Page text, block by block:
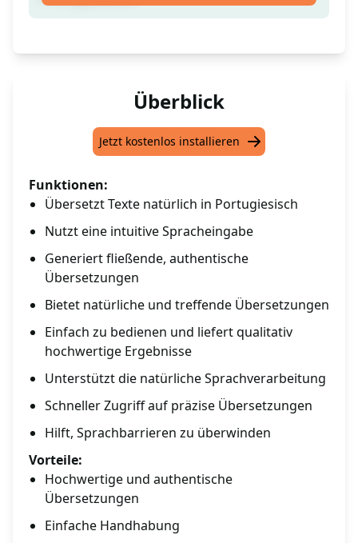
Überblick
Jetzt kostenlos installieren
Funktionen:
Übersetzt Texte natürlich in Portugiesisch
Nutzt eine intuitive Spracheingabe
Generiert fließende, authentische
Übersetzungen
Bietet natürliche und treffende Übersetzungen
Einfach zu bedienen und liefert qualitativ
hochwertige Ergebnisse
Unterstützt die natürliche Sprachverarbeitung
Schneller Zugriff auf präzise Übersetzungen
Hilft, Sprachbarrieren zu überwinden
Vorteile:
Hochwertige und authentische
Übersetzungen
Einfache Handhabung